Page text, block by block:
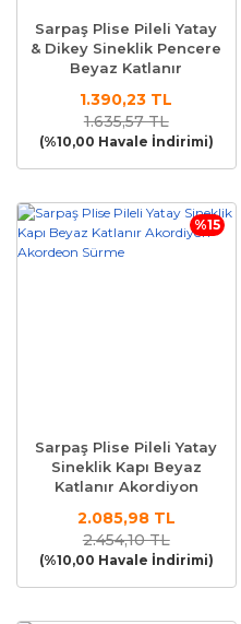
Sarpaş Plise Pileli Yatay
& Dikey Sineklik Pencere
Beyaz Katlanır
Sürme
1.390,23 TL
1.635,57 TL
(%10,00 Havale İndirimi)
%15
Sarpaş Plise Pileli Yatay
Sineklik Kapı Beyaz
Katlanır Akordiyon
2.085,98 TL
2.454,10 TL
(%10,00 Havale İndirimi)